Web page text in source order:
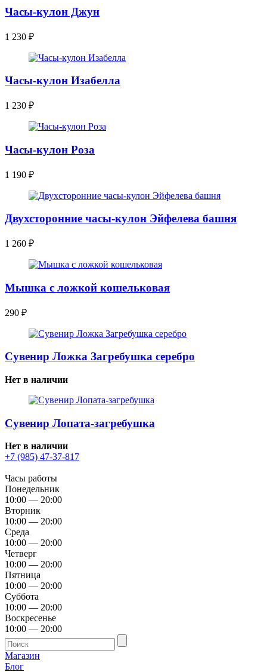
Часы-кулон Джун
1 230 ₽
Часы-кулон Изабелла
1 230 ₽
Часы-кулон Роза
1 190 ₽
Двухсторонние часы-кулон Эйфелева башня
1 260 ₽
Мышка с ложкой кошельковая
290 ₽
Сувенир Ложка Загребушка серебро
Нет в наличии
Сувенир Лопата-загребушка
Нет в наличии
+7 (985) 47-37-817
Часы работы
Понедельник
10:00 — 20:00
Вторник
10:00 — 20:00
Среда
10:00 — 20:00
Четверг
10:00 — 20:00
Пятница
10:00 — 20:00
Суббота
10:00 — 20:00
Воскресенье
10:00 — 20:00
Магазин
Блог